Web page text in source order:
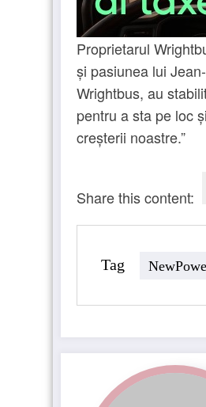
Proprietarul
și pasiunea lui
Wrightbus, au
pentru a sta pe loc
creșterii noastre.”
Share this content:
Tag